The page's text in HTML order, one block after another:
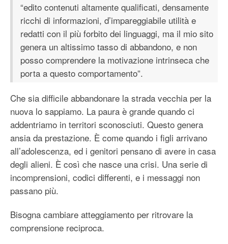
“edito contenuti altamente qualificati, densamente
ricchi di informazioni, d’impareggiabile utilità e
redatti con il più forbito dei linguaggi, ma il mio sito
genera un altissimo tasso di abbandono, e non
posso comprendere la motivazione intrinseca che
porta a questo comportamento”.
Che sia difficile abbandonare la strada vecchia per la
nuova lo sappiamo. La paura è grande quando ci
addentriamo in territori sconosciuti. Questo genera
ansia da prestazione. È come quando i figli arrivano
all’adolescenza, ed i genitori pensano di avere in casa
degli alieni. È così che nasce una crisi. Una serie di
incomprensioni, codici differenti, e i messaggi non
passano più.
Bisogna cambiare atteggiamento per ritrovare la
comprensione reciproca.